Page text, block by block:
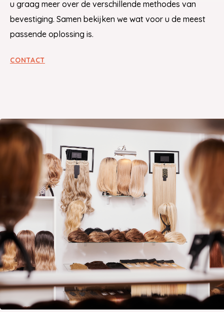
u graag meer over de verschillende methodes van
bevestiging. Samen bekijken we wat voor u de meest
passende oplossing is.
CONTACT